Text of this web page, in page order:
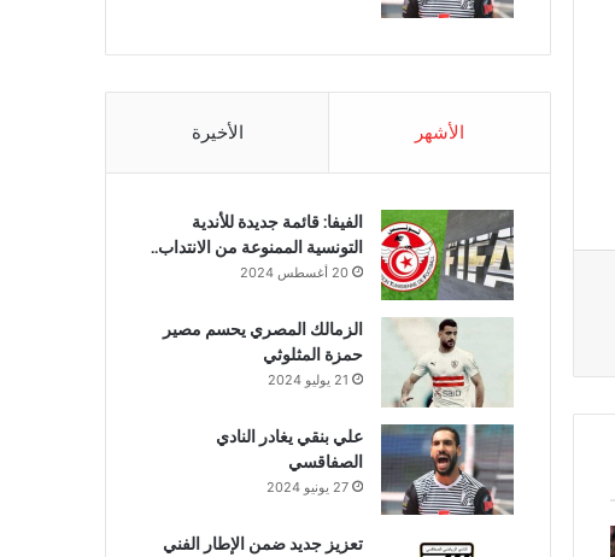
الأشهر الأخيرة
الفيفا: قائمة جديدة للأندية
التونسية الممنوعة من الانتداب..
20 أغسطس 2024
الزمالك المصري يحسم مصير
حمزة المثلوثي
21 يوليو 2024
علي بنقي يغادر النادي
الصفاقسي
27 يونيو 2024
تعزيز جديد ضمن الإطار الفني